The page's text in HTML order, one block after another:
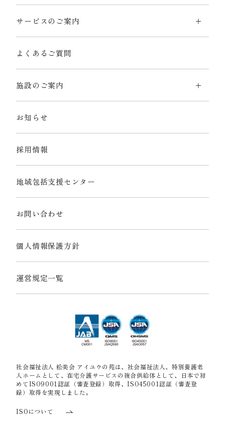
サービスのご案内
よくあるご質問
施設のご案内
お知らせ
採用情報
地域包括支援センター
お問い合わせ
個人情報保護方針
運営規定一覧
社会福祉法人 松美会 アイユウの苑は、社会福祉法人、特別養護老
人ホームとして、在宅介護サービスの複合供給体として、日本で初
めてISO9001認証（審査登録）取得、ISO45001認証（審査登
録）取得を実現しました。
ISOについて